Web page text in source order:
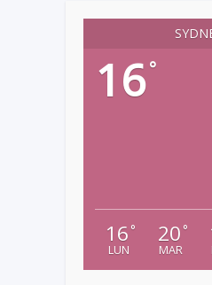
16°
16 °
LUN
20 °
MAR